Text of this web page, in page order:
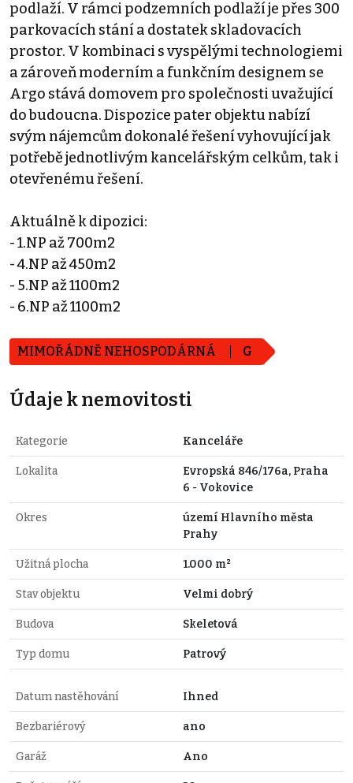
podlaží. V rámci podzemních podlaží je přes 300
parkovacích stání a dostatek skladovacích
prostor. V kombinaci s vyspělými technologiemi
a zároveň moderním a funkčním designem se
Argo stává domovem pro společnosti uvažující
do budoucna. Dispozice pater objektu nabízí
svým nájemcům dokonalé řešení vyhovující jak
potřebě jednotlivým kancelářským celkům, tak i
otevřenému řešení.
Aktuálně k dipozici:
- 1.NP až 700m2
- 4.NP až 450m2
- 5.NP až 1100m2
- 6.NP až 1100m2
MIMOŘÁDNĚ NEHOSPODÁRNÁ G
Údaje k nemovitosti
Kategorie Kanceláře
Lokalita
Evropská 846/176a, Praha
6 - Vokovice
Okres
území Hlavního města
Prahy
Užitná plocha 1.000 m²
Stav objektu Velmi dobrý
Budova Skeletová
Typ domu Patrový
Datum nastěhování Ihned
Bezbariérový ano
Garáž Ano